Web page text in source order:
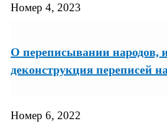
Номер 4, 2023
О переписывании народов,
деконструкция переписей
Номер 6, 2022